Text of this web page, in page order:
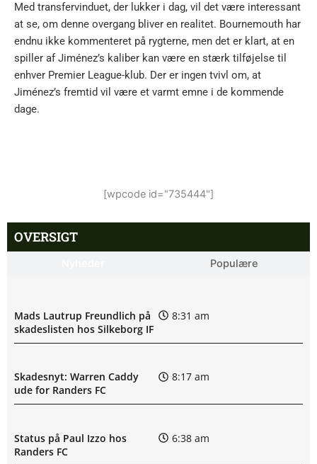
Med transfervinduet, der lukker i dag, vil det være interessant
at se, om denne overgang bliver en realitet. Bournemouth har
endnu ikke kommenteret på rygterne, men det er klart, at en
spiller af Jiménez’s kaliber kan være en stærk tilføjelse til
enhver Premier League-klub. Der er ingen tvivl om, at
Jiménez’s fremtid vil være et varmt emne i de kommende
dage.
[wpcode id="735444"]
OVERSIGT
Populære
Mads Lautrup Freundlich på
skadeslisten hos Silkeborg IF
8:31 am
Skadesnyt: Warren Caddy
ude for Randers FC
8:17 am
Status på Paul Izzo hos
Randers FC
6:38 am